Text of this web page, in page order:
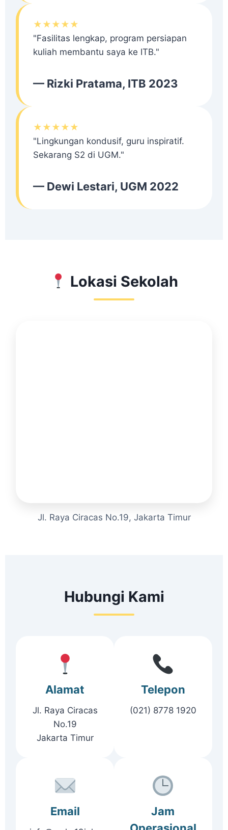
★★★★★
"Fasilitas lengkap, program persiapan
kuliah membantu saya ke ITB."
— Rizki Pratama, ITB 2023
★★★★★
"Lingkungan kondusif, guru inspiratif.
Sekarang S2 di UGM."
— Dewi Lestari, UGM 2022
Lokasi Sekolah
Jl. Raya Ciracas No.19, Jakarta Timur
Hubungi Kami
Alamat
Jl. Raya Ciracas
No.19
Jakarta Timur
Telepon
(021) 8778 1920
Email
Jam